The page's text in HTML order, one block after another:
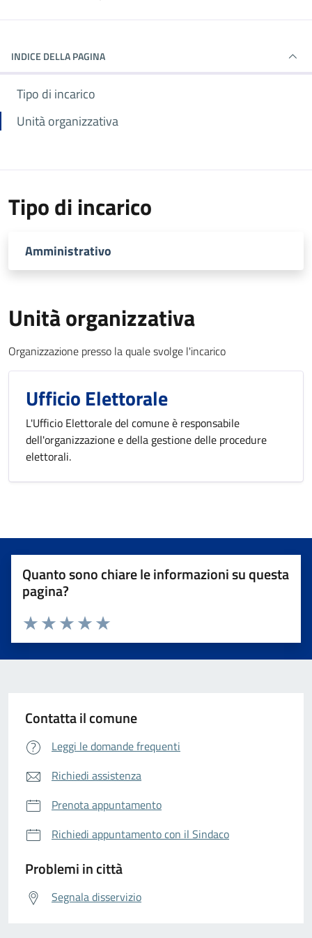
INDICE DELLA PAGINA
Tipo di incarico
Unità organizzativa
Tipo di incarico
Amministrativo
Unità organizzativa
Organizzazione presso la quale svolge l'incarico
Ufficio Elettorale
L'Ufficio Elettorale del comune è responsabile
dell'organizzazione e della gestione delle procedure
elettorali.
Quanto sono chiare le informazioni su questa
pagina?
Valuta da 1 a 5 stelle la pagina
Valuta 5 stelle su 5
Valuta 4 stelle su 5
Valuta 3 stelle su 5
Valuta 2 stelle su 5
Valuta 1 stelle su 5
Contatta il comune
Leggi le domande frequenti
Richiedi assistenza
Prenota appuntamento
Richiedi appuntamento con il Sindaco
Problemi in città
Segnala disservizio